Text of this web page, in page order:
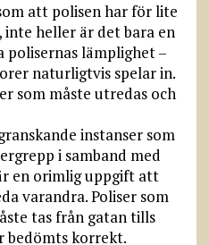
att polisen har för lite
heller är det bara en
polisernas lämplighet –
naturligtvis spelar in.
som måste utredas och
instanser som
i samband med
en orimlig uppgift att
varandra. Poliser som
tas från gatan tills
bedömts korrekt.